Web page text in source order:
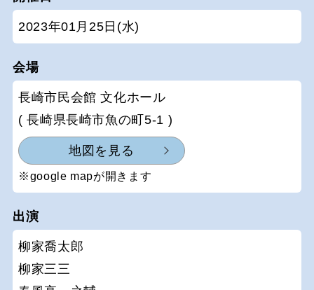
2023年01月25日(水)
会場
長崎市民会館 文化ホール
( 長崎県長崎市魚の町5-1 )
地図を見る
※google mapが開きます
出演
柳家喬太郎
柳家三三